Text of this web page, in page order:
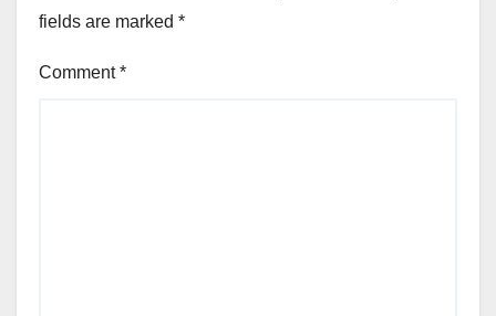
fields are marked *
Comment*